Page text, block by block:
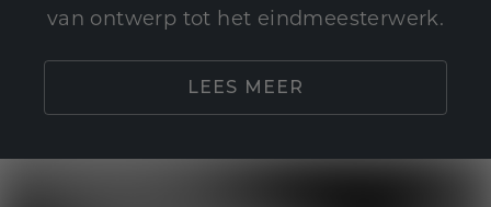
van ontwerp tot het eindmeesterwerk.
LEES MEER